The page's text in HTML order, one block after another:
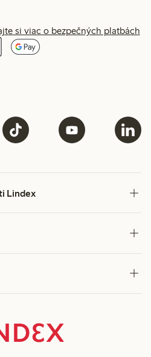
si viac o bezpečných platbách
Lindex